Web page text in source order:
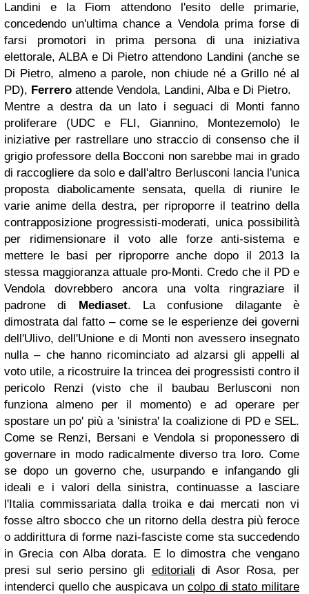
Landini e la Fiom attendono l'esito delle primarie,
concedendo un'ultima chance a Vendola prima forse di
farsi promotori in prima persona di una iniziativa
elettorale, ALBA e Di Pietro attendono Landini (anche se
Di Pietro, almeno a parole, non chiude né a Grillo né al
PD), Ferrero attende Vendola, Landini, Alba e Di Pietro.
Mentre a destra da un lato i seguaci di Monti fanno
proliferare (UDC e FLI, Giannino, Montezemolo) le
iniziative per rastrellare uno straccio di consenso che il
grigio professore della Bocconi non sarebbe mai in grado
di raccogliere da solo e dall'altro Berlusconi lancia l'unica
proposta diabolicamente sensata, quella di riunire le
varie anime della destra, per riproporre il teatrino della
contrapposizione progressisti-moderati, unica possibilità
per ridimensionare il voto alle forze anti-sistema e
mettere le basi per riproporre anche dopo il 2013 la
stessa maggioranza attuale pro-Monti. Credo che il PD e
Vendola dovrebbero ancora una volta ringraziare il
padrone di Mediaset. La confusione dilagante è
dimostrata dal fatto – come se le esperienze dei governi
dell'Ulivo, dell'Unione e di Monti non avessero insegnato
nulla – che hanno ricominciato ad alzarsi gli appelli al
voto utile, a ricostruire la trincea dei progressisti contro il
pericolo Renzi (visto che il baubau Berlusconi non
funziona almeno per il momento) e ad operare per
spostare un po' più a 'sinistra' la coalizione di PD e SEL.
Come se Renzi, Bersani e Vendola si proponessero di
governare in modo radicalmente diverso tra loro. Come
se dopo un governo che, usurpando e infangando gli
ideali e i valori della sinistra, continuasse a lasciare
l'Italia commissariata dalla troika e dai mercati non vi
fosse altro sbocco che un ritorno della destra più feroce
o addirittura di forme nazi-fasciste come sta succedendo
in Grecia con Alba dorata. E lo dimostra che vengano
presi sul serio persino gli editoriali di Asor Rosa, per
intenderci quello che auspicava uncolpo di stato militare